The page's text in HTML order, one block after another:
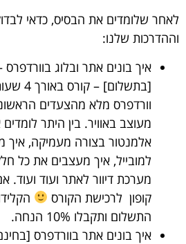
לאחר שלומדים את הבסיס, כדאי
וההדרכות שלנו:
איך בונים אתר ובלוג
[בתשלום]
–
וורדפרס מלא מהצעדים
מעוצב באוויר. בין היתר
אלמנטור בצורה מעמיקה, איך
למובייל, איך מעצבים את כל
מערכת דיוור לאתר ועוד
קופון לרכישת הקורס
התשלום ותקבלו 10% הנחה.
איך בונים אתר בוורדפרס